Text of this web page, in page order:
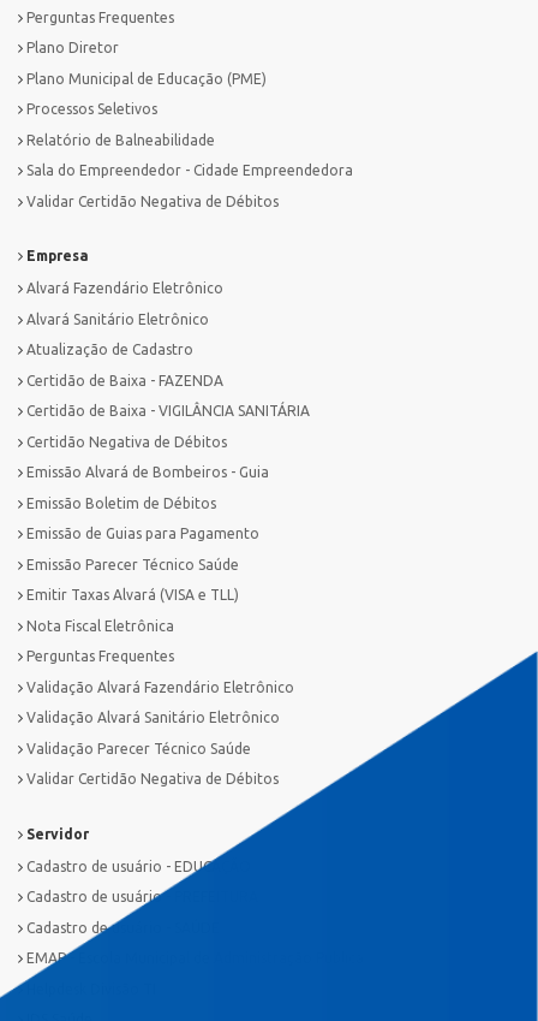
Perguntas Frequentes
Plano Diretor
Plano Municipal de Educação (PME)
Processos Seletivos
Relatório de Balneabilidade
Sala do Empreendedor - Cidade Empreendedora
Validar Certidão Negativa de Débitos
Empresa
Alvará Fazendário Eletrônico
Alvará Sanitário Eletrônico
Atualização de Cadastro
Certidão de Baixa - FAZENDA
Certidão de Baixa - VIGILÂNCIA SANITÁRIA
Certidão Negativa de Débitos
Emissão Alvará de Bombeiros - Guia
Emissão Boletim de Débitos
Emissão de Guias para Pagamento
Emissão Parecer Técnico Saúde
Emitir Taxas Alvará (VISA e TLL)
Nota Fiscal Eletrônica
Perguntas Frequentes
Validação Alvará Fazendário Eletrônico
Validação Alvará Sanitário Eletrônico
Validação Parecer Técnico Saúde
Validar Certidão Negativa de Débitos
Servidor
Cadastro de usuário - EDUCAÇÃO
Cadastro de usuário - PREFEITURA
Cadastro de usuário - SAÚDE
EMAP - Escola Municipal de Administração Pública